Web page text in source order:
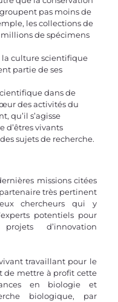
pas moins de
les collections de
de spécimens
la culture scientifique
partie de ses
dans de
des activités du
qu’il s’agisse
d’êtres vivants
sujets de recherche.
très pertinent
chercheurs qui y
potentiels pour
d’innovation
de mettre à profit cette
en biologie et
biologique, par